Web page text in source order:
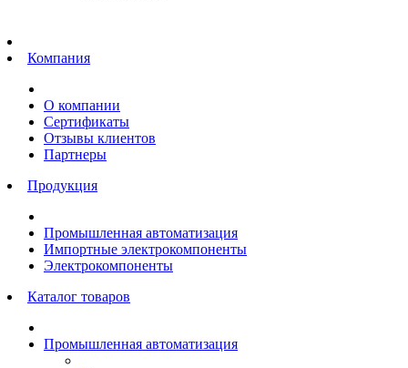
Компания
О компании
Сертификаты
Отзывы клиентов
Партнеры
Продукция
Промышленная автоматизация
Импортные электрокомпоненты
Электрокомпоненты
Каталог товаров
Промышленная автоматизация